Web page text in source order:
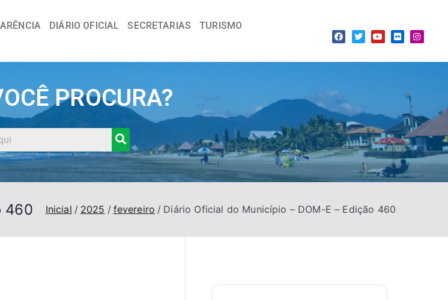
DIÁRIO OFICIAL SECRETARIAS TURISMO
PROCURA?
460 Inicial 2025 fevereiro Diário Oficial do Município – DOM-E – Edição 460